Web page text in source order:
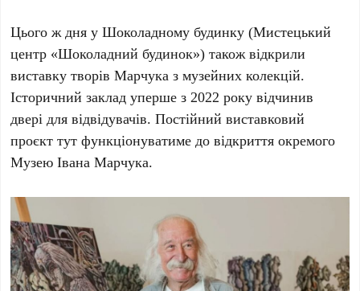
Цього ж дня уШоколадному будинку (Мистецький
центр «Шоколадний будинок») також відкрили
виставку творівМарчука з музейних колекцій.
Історичний заклад уперше з2022 року відчинив
двері для відвідувачів. Постійний виставковий
проєкт тут функціонуватиме до відкриття окремого
Музею Івана Марчука.